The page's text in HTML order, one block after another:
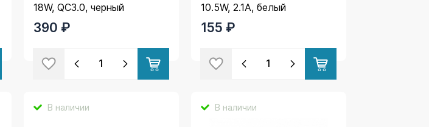
18W, QC3.0, черный
390 ₽
10.5W, 2.1A, белый
155 ₽
В наличии В наличии